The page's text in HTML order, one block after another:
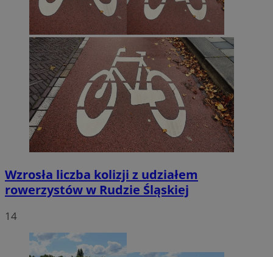
Wzrosła liczba kolizji z udziałem
rowerzystów w Rudzie Śląskiej
14